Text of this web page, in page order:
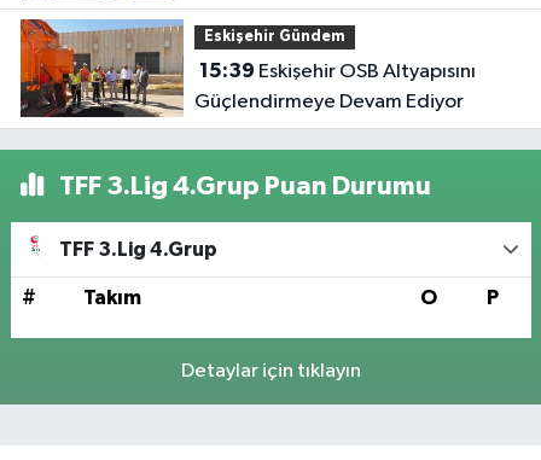
Eskişehir Gündem
15:39
Güçlendirmeye Devam Ediyor
TFF 3.Lig 4.Grup Puan Durumu
TFF 3.Lig 4.Grup
# Takım O P
Detaylar için tıklayın